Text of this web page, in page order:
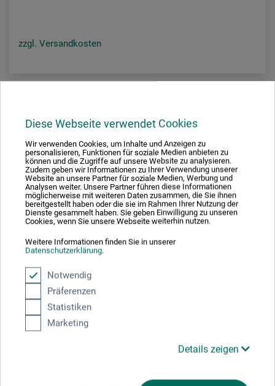
Diese Webseite verwendet Cookies
Wir verwenden Cookies, um Inhalte und Anzeigen zu
personalisieren, Funktionen für soziale Medien anbieten zu
können und die Zugriffe auf unsere Website zu analysieren.
Zudem geben wir Informationen zu Ihrer Verwendung unserer
Website an unsere Partner für soziale Medien, Werbung und
Analysen weiter. Unsere Partner führen diese Informationen
möglicherweise mit weiteren Daten zusammen, die Sie ihnen
bereitgestellt haben oder die sie im Rahmen Ihrer Nutzung der
Dienste gesammelt haben. Sie geben Einwilligung zu unseren
Cookies, wenn Sie unsere Webseite weiterhin nutzen.
Weitere Informationen finden Sie in unserer
Datenschutzerklärung.
Notwendig
Präferenzen
Statistiken
Marketing
Details zeigen
zzgl. Versandkosten
Etter Art
Resi-Tint Max Pigmentpaste